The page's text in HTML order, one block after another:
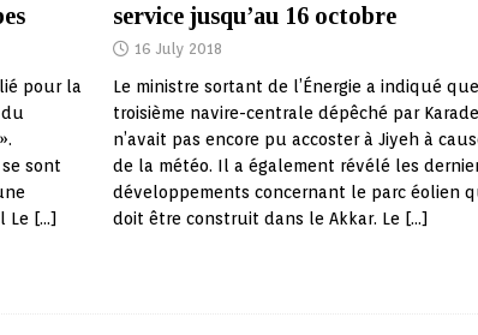
pour la
sont
Le […]
service jusqu’au 16 octobre
16 July 2018
Le ministre sortant de l’Énergie a indiqué
troisième navire-centrale dépêché par
n’avait pas encore pu accoster à Jiyeh à
de la météo. Il a également révélé les
développements concernant le parc éolien
doit être construit dans le Akkar. Le […]